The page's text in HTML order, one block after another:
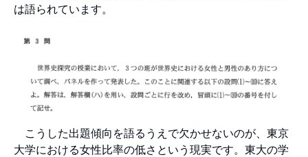
は語られています。
こうした出題傾向を語るうえで欠かせないのが、東京
大学における女性比率の低さという現実です。東大の学